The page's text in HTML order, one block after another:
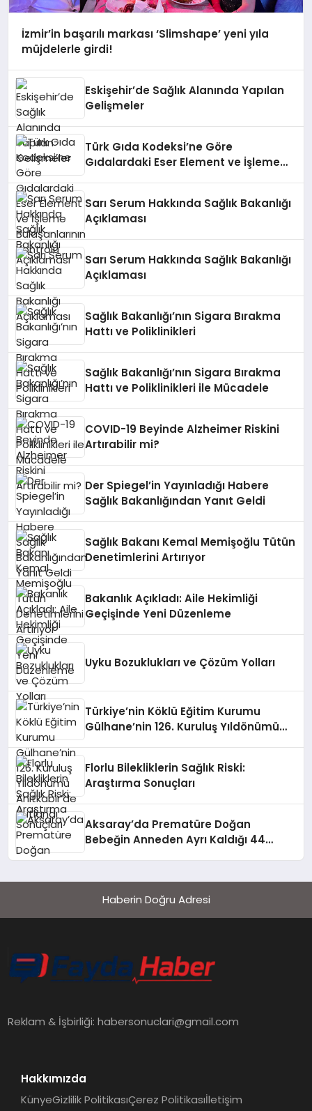
İzmir’in başarılı markası ‘Slimshape’ yeni yıla
müjdelerle girdi!
Eskişehir’de Sağlık Alanında Yapılan
Gelişmeler
Türk Gıda Kodeksi’ne Göre
Gıdalardaki Eser Element ve İşleme
Sarı Serum Hakkında Sağlık Bakanlığı
Açıklaması
Sarı Serum Hakkında Sağlık Bakanlığı
Açıklaması
Sağlık Bakanlığı’nın Sigara Bırakma
Hattı ve Poliklinikleri
Sağlık Bakanlığı’nın Sigara Bırakma
Hattı ve Poliklinikleri ile Mücadele
COVID-19 Beyinde Alzheimer Riskini
Artırabilir mi?
Der Spiegel’in Yayınladığı Habere
Sağlık Bakanlığından Yanıt Geldi
Sağlık Bakanı Kemal Memişoğlu Tütün
Denetimlerini Artırıyor
Bakanlık Açıkladı: Aile Hekimliği
Geçişinde Yeni Düzenleme
Uyku Bozuklukları ve Çözüm Yolları
Türkiye’nin Köklü Eğitim Kurumu
Gülhane’nin 126. Kuruluş Yıldönümü
Florlu Bilekliklerin Sağlık Riski:
Araştırma Sonuçları
Aksaray’da Prematüre Doğan
Bebeğin Anneden Ayrı Kaldığı 44
Haberin Doğru Adresi
Reklam & İşbirliği:habersonuclari@gmail.com
Hakkımızda
KünyeGizlilik PolitikasıÇerez Politikasıİletişim